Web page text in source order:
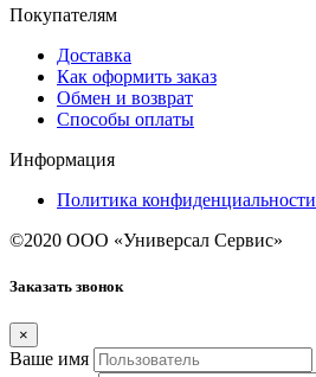
Покупателям
Доставка
Как оформить заказ
Обмен и возврат
Способы оплаты
Информация
Политика конфиденциальности
©2020 ООО «Универсал Сервис»
Заказать звонок
×
Ваше имя